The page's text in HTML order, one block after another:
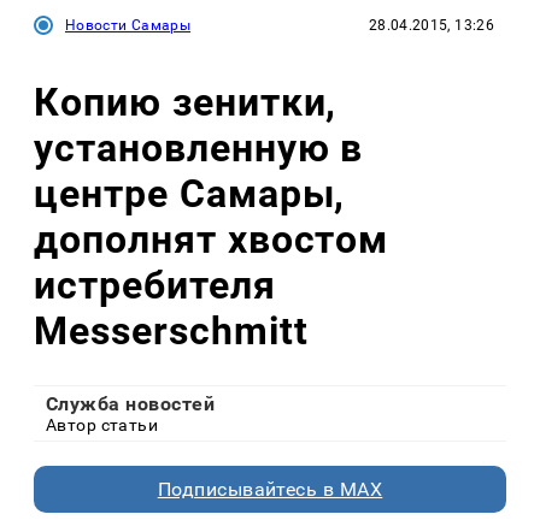
Новости Самары 28.04.2015, 13:26
Копию зенитки,
установленную в
центре Самары,
дополнят хвостом
истребителя
Messerschmitt
Служба новостей
Автор статьи
Подписывайтесь в MAX